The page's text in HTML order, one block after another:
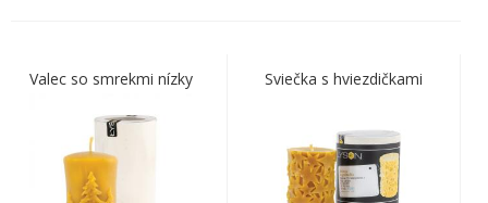
Valec so smrekmi nízky Sviečka s hviezdičkami